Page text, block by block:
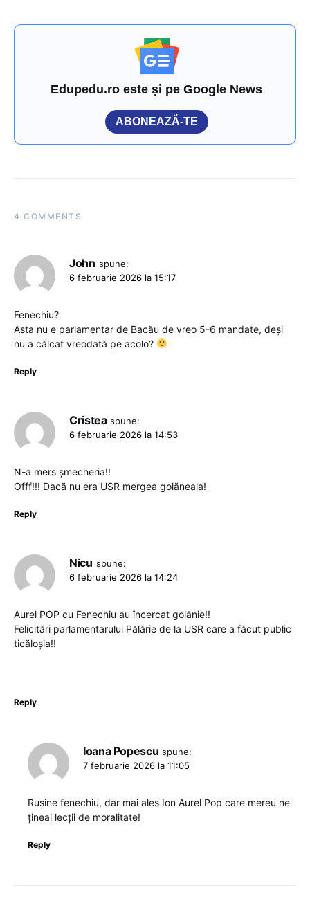
Edupedu.ro este și pe Google News
ABONEAZĂ-TE
4 COMMENTS
John spune:
6 februarie 2026 la 15:17
Fenechiu?
Asta nu e parlamentar de Bacău de vreo 5-6 mandate, deși
nu a călcat vreodată pe acolo?
Reply
Cristea spune:
6 februarie 2026 la 14:53
N-a mers șmecheria!!
Offf!!! Dacă nu era USR mergea golăneala!
Reply
Nicu spune:
6 februarie 2026 la 14:24
Aurel POP cu Fenechiu au încercat golănie!!
Felicitări parlamentarului Pălărie de la USR care a făcut public
ticăloșia!!
Reply
Ioana Popescu spune:
7 februarie 2026 la 11:05
Rușine fenechiu, dar mai ales Ion Aurel Pop care mereu ne
țineai lecții de moralitate!
Reply